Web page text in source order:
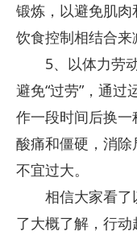
锻炼，以避免肌
饮食控制相结合来
5、以体力劳动
避免“过劳”，通
作一段时间后换
酸痛和僵硬，消
不宜过大。
相信大家看了
了大概了解，行动